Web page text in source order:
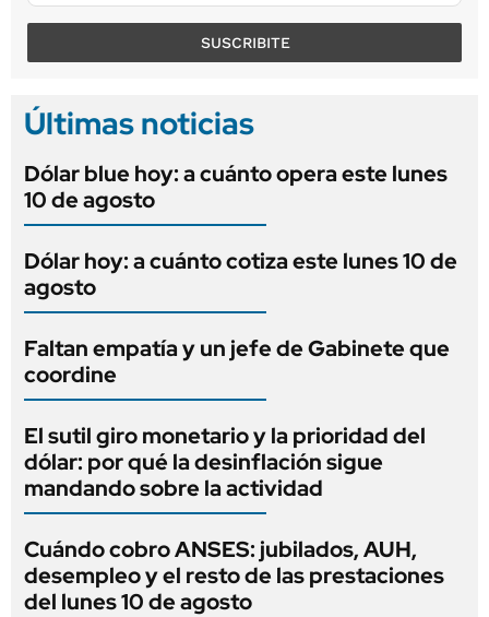
SUSCRIBITE
Últimas noticias
Dólar blue hoy: a cuánto opera este lunes
10 de agosto
Dólar hoy: a cuánto cotiza este lunes 10 de
agosto
Faltan empatía y un jefe de Gabinete que
coordine
El sutil giro monetario y la prioridad del
dólar: por qué la desinflación sigue
mandando sobre la actividad
Cuándo cobro ANSES: jubilados, AUH,
desempleo y el resto de las prestaciones
del lunes 10 de agosto